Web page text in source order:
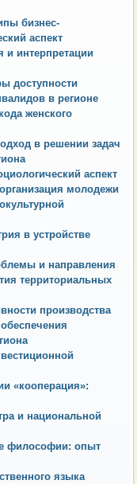
бизнес-
аспект
интерпретации
доступности
в регионе
женского
в решении задач
аспект
молодежи
в устройстве
и направления
территориальных
производства
«кооперация»:
и национальной
философии: опыт
языка